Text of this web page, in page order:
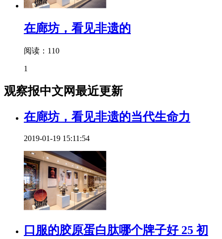
在廊坊，看见非遗的
阅读：110
1
观察报中文网最近更新
在廊坊，看见非遗的当代生命力
2019-01-19 15:11:54
口服的胶原蛋白肽哪个牌子好 25 初